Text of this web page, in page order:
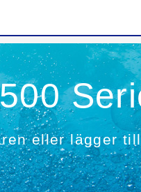
eller lägger